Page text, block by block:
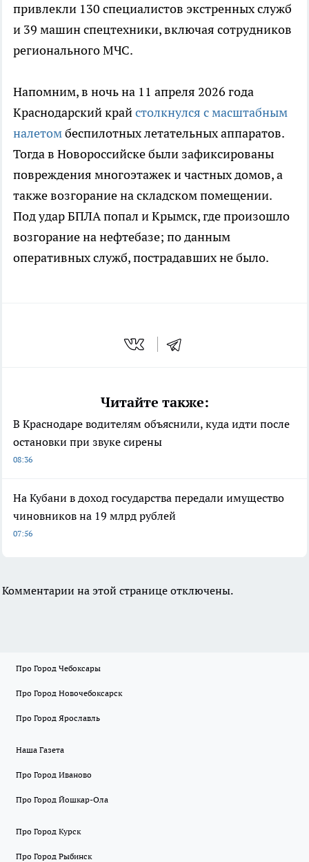
привлекли 130 специалистов экстренных служб
и 39 машин спецтехники, включая сотрудников
регионального МЧС.
Напомним, в ночь на 11 апреля 2026 года
Краснодарский крайстолкнулся с масштабным
налетомбеспилотных летательных аппаратов.
Тогда в Новороссийске были зафиксированы
повреждения многоэтажек и частных домов, а
также возгорание на складском помещении.
Под удар БПЛА попал и Крымск, где произошло
возгорание на нефтебазе; по данным
оперативных служб, пострадавших не было.
Читайте также:
В Краснодаре водителям объяснили, куда идти после
остановки при звуке сирены
08:36
На Кубани в доход государства передали имущество
чиновников на 19 млрд рублей
07:56
Комментарии на этой странице отключены.
Про Город Чебоксары
Про Город Новочебоксарск
Про Город Ярославль
Наша Газета
Про Город Иваново
Про Город Йошкар-Ола
Про Город Курск
Про Город Рыбинск